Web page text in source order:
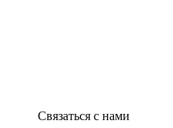
Связаться с нами